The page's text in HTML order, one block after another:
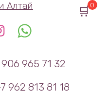
965 71 32
962 813 81 18
0